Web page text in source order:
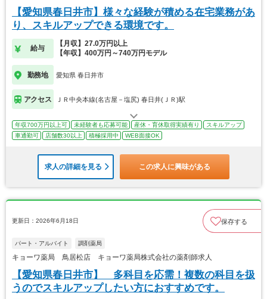
【愛知県春日井市】様々な経験が積める在宅業務があ
り、スキルアップできる環境です。
給与
【月収】27.0万円以上
【年収】400万円～740万円モデル
勤務地 愛知県 春日井市
アクセス ＪＲ中央本線(名古屋－塩尻) 春日井(ＪＲ)駅
年収700万円以上可 未経験者も応募可能 産休・育休取得実績有り
スキルアップ
車通勤可
店舗数30以上 積極採用中 WEB面接OK
求人の詳細を見る この求人に興味がある
更新日：2026年6月18日 保存する
パート・アルバイト 調剤薬局
キョーワ薬局 鳥居松店 キョーワ薬局株式会社の薬剤師求人
【愛知県春日井市】 多科目を応需！複数の科目を扱
うのでスキルアップしたい方におすすめです。